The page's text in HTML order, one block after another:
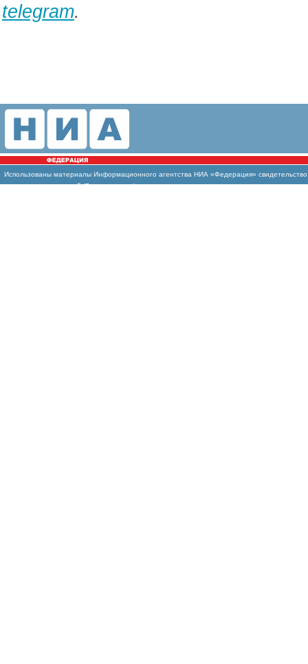
telegram.
Использованы материалы Информационного агентства НИА «Федерация»
массовых коммуникаций (Роскомнадзор)